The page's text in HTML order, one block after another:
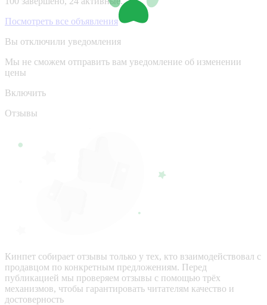
Посмотреть все объявления
Вы отключили уведомления
Мы не сможем отправить вам уведомление об изменении
цены
Включить
Отзывы
Кинпет собирает отзывы только у тех, кто взаимодействовал с
продавцом по конкретным предложениям. Перед
публикацией мы проверяем отзывы с помощью трёх
механизмов, чтобы гарантировать читателям качество и
достоверность